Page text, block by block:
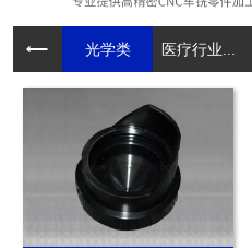
光学类 医疗行业...